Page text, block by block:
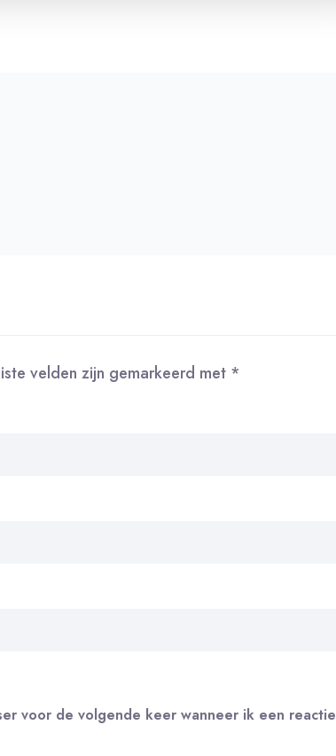
velden zijn gemarkeerd met *
voor de volgende keer wanneer ik een reactie